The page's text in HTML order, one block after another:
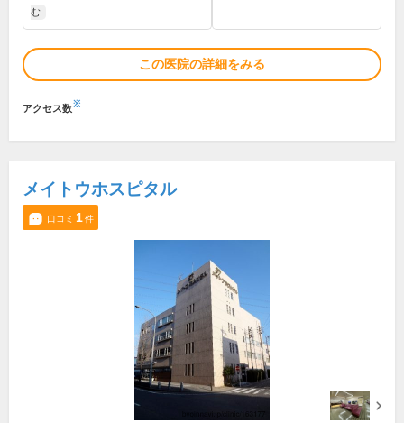
む
この医院の詳細をみる
アクセス数※
メイトウホスピタル
口コミ 1件